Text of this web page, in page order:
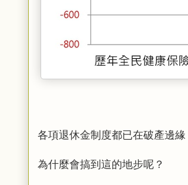
各項退休金制度都已在破產邊緣
為什麼會搞到這的地步呢？